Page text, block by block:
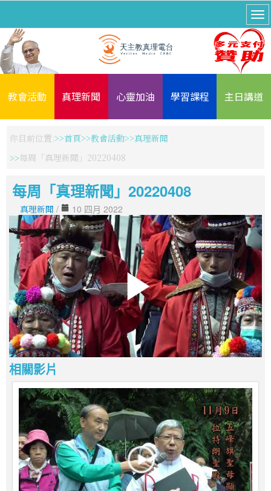
教會活動 真理新聞 心靈加油 學習課程 主日講道
你目前位置: 首頁 教會活動
真理新聞
每周「真理新聞」20220408
每周「真理新聞」20220408
真理新聞 / 10 四月 2022
相關影片